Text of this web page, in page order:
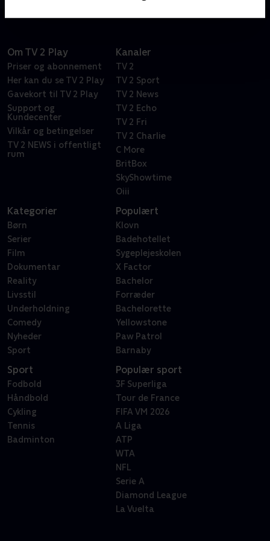
Om TV 2 Play
Priser og abonnement
Her kan du se TV 2 Play
Gavekort til TV 2 Play
Support og
Kundecenter
Vilkår og betingelser
TV 2 NEWS i offentligt
rum
Kanaler
TV 2
TV 2 Sport
TV 2 News
TV 2 Echo
TV 2 Fri
TV 2 Charlie
C More
BritBox
SkyShowtime
Oiii
Kategorier
Børn
Serier
Film
Dokumentar
Reality
Livsstil
Underholdning
Comedy
Nyheder
Sport
Populært
Klovn
Badehotellet
Sygeplejeskolen
X Factor
Bachelor
Forræder
Bachelorette
Yellowstone
Paw Patrol
Barnaby
Sport
Fodbold
Håndbold
Cykling
Tennis
Badminton
Populær sport
3F Superliga
Tour de France
FIFA VM 2026
A Liga
ATP
WTA
NFL
Serie A
Diamond League
La Vuelta